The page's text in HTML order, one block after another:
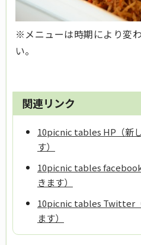
※メニューは時期により変
い。
関連リンク
10picnic tables HP（新
す）
10picnic tables
きます）
10picnic tables Twitter
ます）